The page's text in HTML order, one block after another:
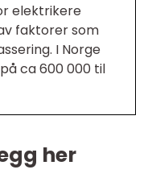
elektrikere
faktorer som
I Norge
ca 600 000 til
her